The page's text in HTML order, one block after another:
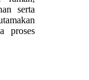
serta
proses